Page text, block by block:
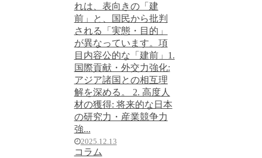
れは、表向きの「建
前」と、国民から批判
される「実態・目的」
が異なっています。項
目内容公的な「建前」1.
国際貢献・外交力強化:
アジア諸国との相互理
解を深める。 2. 高度人
材の獲得: 将来的な日本
の研究力・産業競争力
強...
2025.12.13
コラム